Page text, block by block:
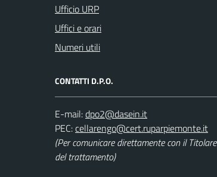
Ufficio URP
Uffici e orari
Numeri utili
CONTATTI D.P.O.
E-mail:
PEC:
(Per comunicare direttamente con il Titolare
del trattamento)